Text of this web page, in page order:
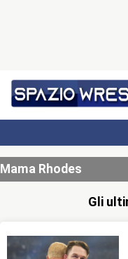
Mama Rhodes
Gli